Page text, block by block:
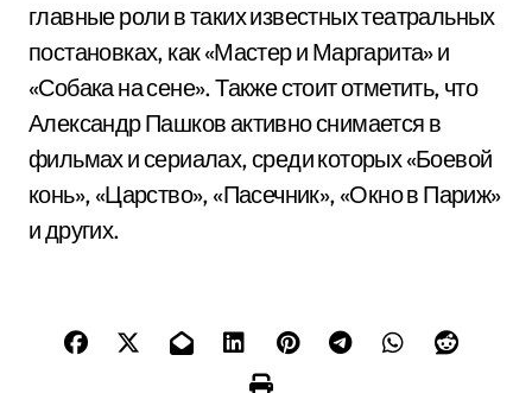
главные роли в таких известных театральных
постановках, как «Мастер и Маргарита» и
«Собака на сене». Также стоит отметить, что
Александр Пашков активно снимается в
фильмах и сериалах, среди которых «Боевой
конь», «Царство», «Пасечник», «Окно в Париж»
и других.